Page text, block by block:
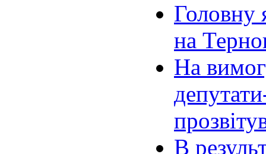
Головну
на
На
В